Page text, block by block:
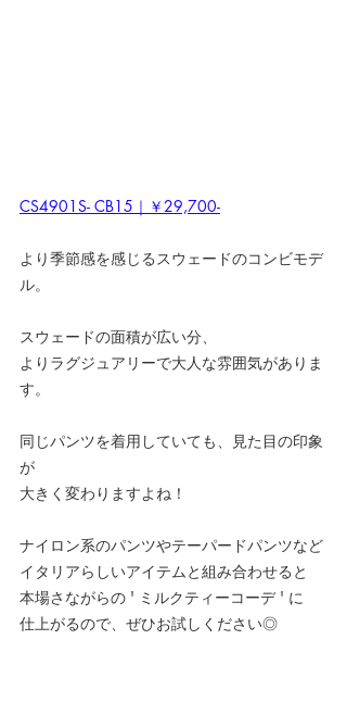
CS4901S- CB15｜￥29,700-
より季節感を感じるスウェードのコンビモデ
ル。
スウェードの面積が広い分、
よりラグジュアリーで大人な雰囲気がありま
す。
同じパンツを着用していても、見た目の印象
が
大きく変わりますよね！
ナイロン系のパンツやテーパードパンツなど
イタリアらしいアイテムと組み合わせると
本場さながらの ' ミルクティーコーデ ' に
仕上がるので、ぜひお試しください◎